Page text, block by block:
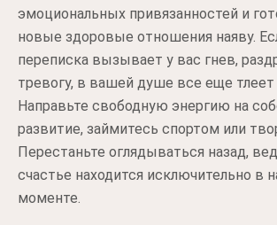
эмоциональных привязанностей и
новые здоровые отношения наяву.
переписка вызывает у вас гнев,
тревогу, в вашей душе все еще тлеет
Направьте свободную энергию на
развитие, займитесь спортом или
Перестаньте оглядываться назад,
счастье находится исключительно в
моменте.